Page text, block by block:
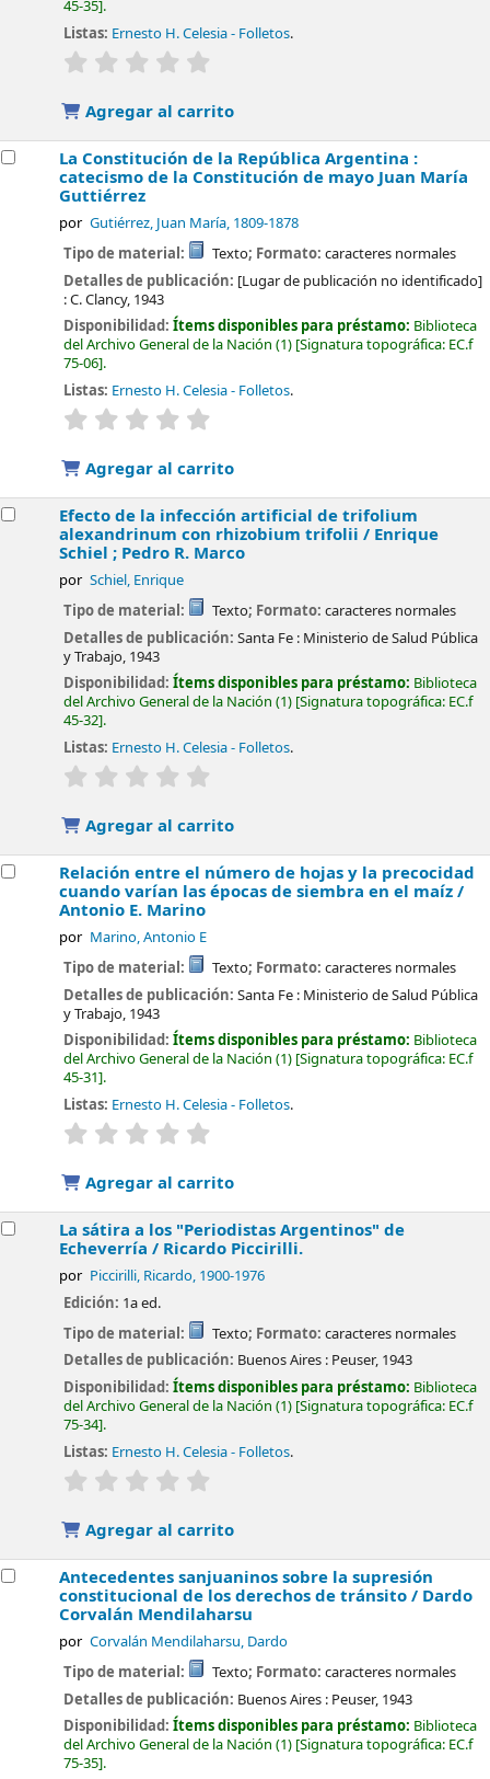
45-35 .
Listas: Ernesto H. Celesia - Folletos.
valoración
Agregar al carrito
La Constitución de la República Argentina :
catecismo de la Constitución de mayo Juan María
Guttiérrez
por Gutiérrez, Juan María, 1809-1878
Tipo de material: Texto; Formato: caracteres normales
Detalles de publicación: [Lugar de publicación no identificado]
:C. Clancy, 1943
Disponibilidad:Ítems disponibles para préstamo: Biblioteca
del Archivo General de la Nación (1) Signatura topográfica: EC.f
75-06 .
Listas: Ernesto H. Celesia - Folletos.
valoración
Agregar al carrito
Efecto de la infección artificial de trifolium
alexandrinum con rhizobium trifolii / Enrique
Schiel ; Pedro R. Marco
por Schiel, Enrique
Tipo de material: Texto; Formato: caracteres normales
Detalles de publicación:Santa Fe : Ministerio de Salud Pública
y Trabajo, 1943
Disponibilidad:Ítems disponibles para préstamo: Biblioteca
del Archivo General de la Nación (1) Signatura topográfica: EC.f
45-32 .
Listas: Ernesto H. Celesia - Folletos.
valoración
Agregar al carrito
Relación entre el número de hojas y la precocidad
cuando varían las épocas de siembra en el maíz /
Antonio E. Marino
por Marino, Antonio E
Tipo de material: Texto; Formato: caracteres normales
Detalles de publicación:Santa Fe : Ministerio de Salud Pública
y Trabajo, 1943
Disponibilidad:Ítems disponibles para préstamo: Biblioteca
del Archivo General de la Nación (1) Signatura topográfica: EC.f
45-31 .
Listas: Ernesto H. Celesia - Folletos.
valoración
Agregar al carrito
La sátira a los "Periodistas Argentinos" de
Echeverría / Ricardo Piccirilli.
por Piccirilli, Ricardo, 1900-1976
Edición: 1a ed.
Tipo de material:
Texto; Formato: caracteres normales
Detalles de publicación: Buenos Aires : Peuser, 1943
Disponibilidad:Ítems disponibles para préstamo: Biblioteca
del Archivo General de la Nación (1) Signatura topográfica: EC.f
75-34 .
Listas: Ernesto H. Celesia - Folletos.
valoración
Agregar al carrito
Antecedentes sanjuaninos sobre la supresión
constitucional de los derechos de tránsito / Dardo
Corvalán Mendilaharsu
por Corvalán Mendilaharsu, Dardo
Tipo de material: Texto; Formato: caracteres normales
Detalles de publicación: Buenos Aires : Peuser, 1943
Disponibilidad:Ítems disponibles para préstamo: Biblioteca
del Archivo General de la Nación (1) Signatura topográfica: EC.f
75-35 .